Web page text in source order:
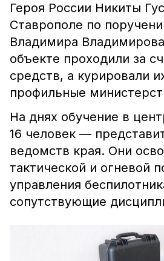
Героя России Никиты
Ставрополе по
Владимира
объекте проходили за
средств, а курировали
профильные
На днях обучение в
16 человек —
ведомств края. Они
тактической и огневой
управления
сопутствующие